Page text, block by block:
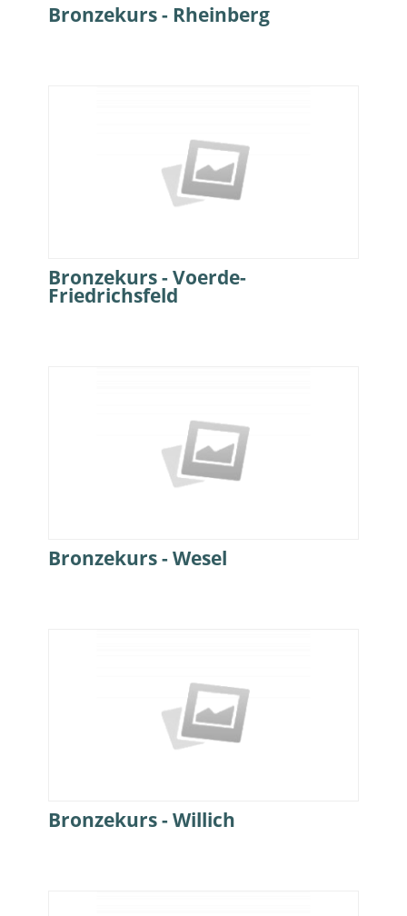
Bronzekurs - Rheinberg
Bronzekurs - Voerde-
Friedrichsfeld
Bronzekurs - Wesel
Bronzekurs - Willich